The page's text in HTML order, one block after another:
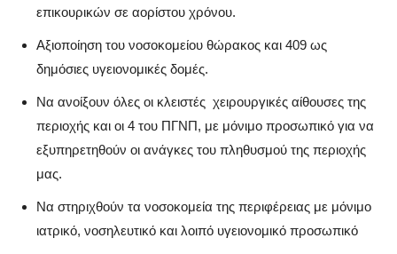
επικουρικών σε αορίστου χρόνου.
Αξιοποίηση του νοσοκομείου θώρακος και 409 ως
δημόσιες υγειονομικές δομές.
Να ανοίξουν όλες οι κλειστές χειρουργικές αίθουσες της
περιοχής και οι 4 του ΠΓΝΠ, με μόνιμο προσωπικό για να
εξυπηρετηθούν οι ανάγκες του πληθυσμού της περιοχής
μας.
Να στηριχθούν τα νοσοκομεία της περιφέρειας με μόνιμο
ιατρικό, νοσηλευτικό και λοιπό υγειονομικό προσωπικό